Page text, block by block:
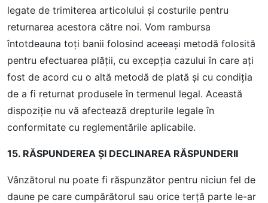
legate de trimiterea articolului și costurile pentru
returnarea acestora către noi. Vom rambursa
întotdeauna toți banii folosind aceeași metodă folosită
pentru efectuarea plății, cu excepția cazului în care ați
fost de acord cu o altă metodă de plată și cu condiția
de a fi returnat produsele în termenul legal. Această
dispoziție nu vă afectează drepturile legale în
conformitate cu reglementările aplicabile.
15. RĂSPUNDEREA ȘI DECLINAREA RĂSPUNDERII
Vânzătorul nu poate fi răspunzător pentru niciun fel de
daune pe care cumpărătorul sau orice terță parte le-ar